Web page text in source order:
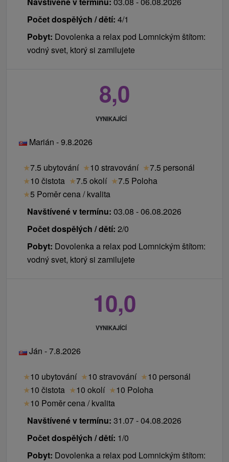
Při pobytu od 2 nocí 1 dítě do 7,99 let na přistýlce
včetně ubytování a polopenze při dvou plně
platících osobách ZDARMA (neplatí pro cenově
zvýhodněné osoby SENIOR).
Dětská postýlka ZDARMA.
V restauraci jsou k dispozici dětské židle a dětský
Platí se místě při příjezdu.
oběd 7,80 € / dospělá osoba den, dítě do 14,99 let
6,20 € / osoba / den
daň za ubytování 3,50 € / osoba / noc (BENEFIT
pro návštěvníky ubytované na území města
osob, od kterých se vybrala daň za ubytování:
pojištění na zásah Horské záchranné služby.
Pojištění platí od příjezdu na ubytování (check in)
Počet dospělých / dětí: 4/1
Pobyt: Dovolenka a relax pod Lomnickým štítom:
vodný svet, ktorý si zamilujete
8,0
VYNIKAJÍCÍ
Marián - 9.8.2026
★7.5 ubytování ★10 stravování ★7.5 personál
★10 čistota ★7.5 okolí ★7.5 Poloha
★5 Poměr cena / kvalita
Navštívené v termínu: 03.08 - 06.08.2026
Počet dospělých / dětí: 2/0
Pobyt: Dovolenka a relax pod Lomnickým štítom:
vodný svet, ktorý si zamilujete
10,0
VYNIKAJÍCÍ
Ján - 7.8.2026
★10 ubytování ★10 stravování ★10 personál
★10 čistota ★10 okolí ★10 Poloha
★10 Poměr cena / kvalita
Navštívené v termínu: 31.07 - 04.08.2026
Počet dospělých / dětí: 1/0
Pobyt: Dovolenka a relax pod Lomnickým štítom: